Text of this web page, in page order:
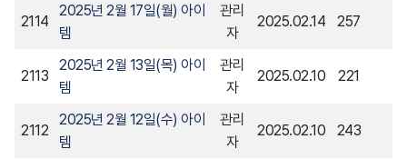
2114
2025년 2월 17일(월) 아이
템
관리
자
2025.02.14 257
2113
2025년 2월 13일(목) 아이
템
관리
자
2025.02.10 221
2112
2025년 2월 12일(수) 아이
템
관리
자
2025.02.10 243